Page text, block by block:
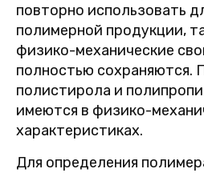
повторно использовать
полимерной продукции,
физико-механические
полностью сохраняются.
полистирола и
имеются в физико-
характеристиках.
Для определения